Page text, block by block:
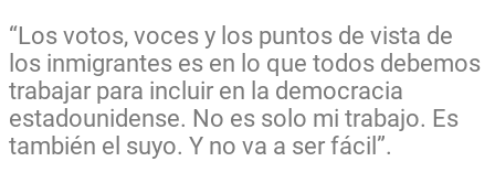
“Los votos, voces y los puntos de vista de
los inmigrantes es en lo que todos debemos
trabajar para incluir en la democracia
estadounidense. No es solo mi trabajo. Es
también el suyo. Y no va a ser fácil”.